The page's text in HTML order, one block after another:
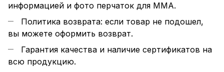
информацией и фото перчаток для MMA.
Политика возврата: если товар не подошел,
вы можете оформить возврат.
Гарантия качества и наличие сертификатов на
всю продукцию.